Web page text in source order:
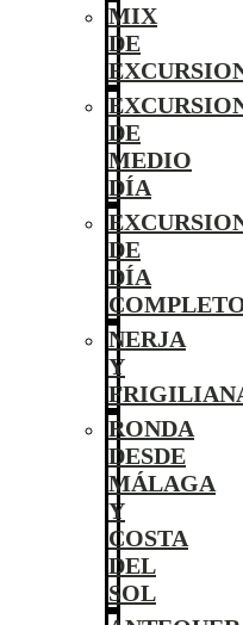
MIX
DE
DE
MEDIO
DÍA
DE
DÍA
NERJA
Y
RONDA
DESDE
MÁLAGA
Y
COSTA
DEL
SOL